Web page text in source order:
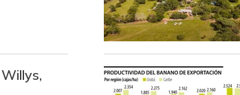
Cebolla junca
Cebolla larga
Chatas de res